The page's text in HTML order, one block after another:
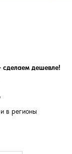
дешевле!
в регионы